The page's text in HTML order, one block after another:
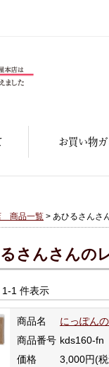
糀屋
お買い物
商品一覧 > あひるさんさ
さんさんの
1-1 件表示
商品名
にっぽん
商品番号 kds160-fn
価格
3,000円(